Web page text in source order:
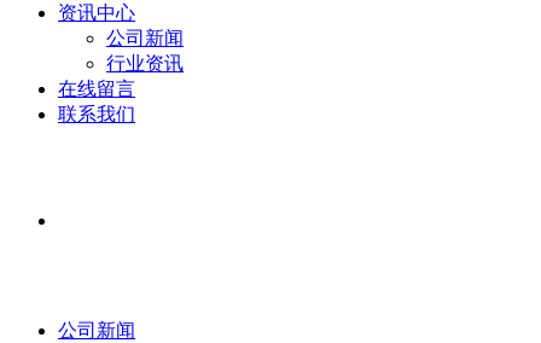
资讯中心
公司新闻
行业资讯
在线留言
联系我们
公司新闻